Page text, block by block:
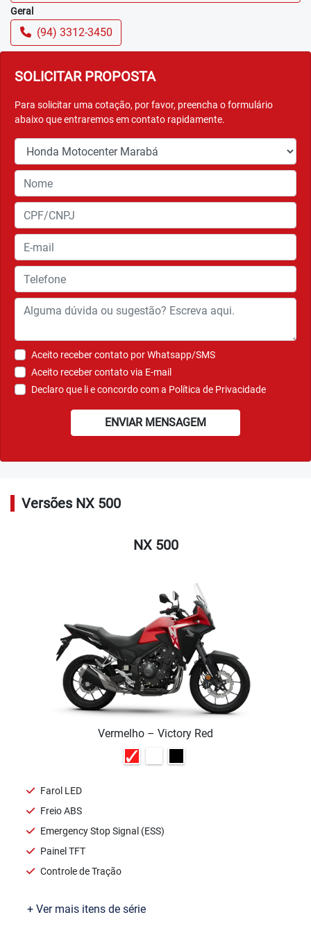
SOLICITAR PROPOSTA
Para solicitar uma cotação, por favor, preencha o formulário
abaixo que entraremos em contato rapidamente.
Aceito receber contato por Whatsapp/SMS
Aceito receber contato via E-mail
Declaro que li e concordo com a Política de Privacidade
ENVIAR MENSAGEM
Geral
(94) 3312-3450
Versões NX 500
NX 500
Vermelho – Victory Red
Farol LED
Freio ABS
Emergency Stop Signal (ESS)
Painel TFT
Controle de Tração
+ Ver mais itens de série